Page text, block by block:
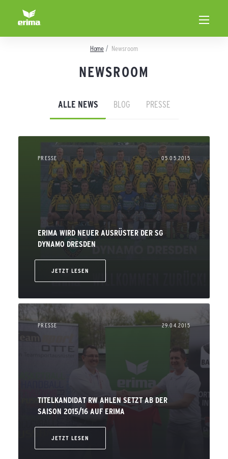
Home Newsroom
NEWSROOM
ALLE NEWS BLOG PRESSE
PRESSE 05.05.2015
ERIMA WIRD NEUER AUSRÜSTER DER SG
DYNAMO DRESDEN
JETZT LESEN
PRESSE 29.04.2015
TITELKANDIDAT RW AHLEN SETZT AB DER
SAISON 2015/16 AUF ERIMA
JETZT LESEN